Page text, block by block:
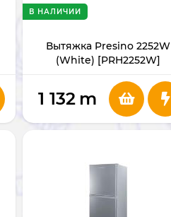
Вытяжка Presino 2252W
(White) [PRH2252W]
В НАЛИЧИИ
1 132 m